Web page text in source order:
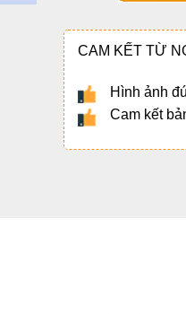
CAM KẾT TỪ
Hình ảnh
Cam kết